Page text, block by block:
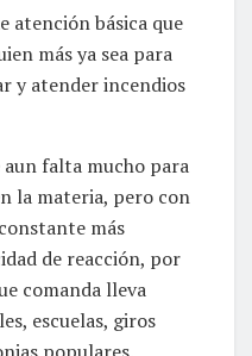
atención básica que
más ya sea para
y atender incendios
aun falta mucho para
la materia, pero con
más
de reacción, por
comanda lleva
escuelas, giros